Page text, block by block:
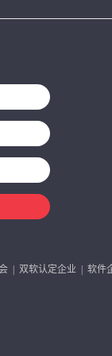
| 双软认定企业 | 软件